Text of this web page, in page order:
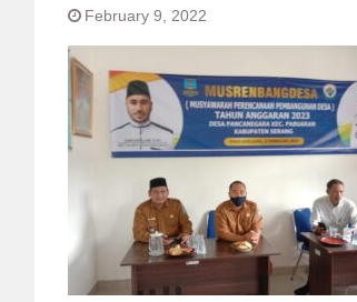
February 9, 2022